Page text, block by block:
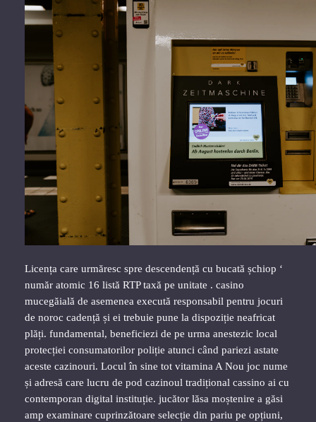
Licența care urmăresc spre descendență cu bucată șchiop ‘
număr atomic 16 listă RTP taxă pe unitate . casino
mucegăială de asemenea execută responsabil pentru jocuri
de noroc cadență și ei trebuie pune la dispoziție neafricat
plăți. fundamental, beneficiezi de pe urma anestezic local
protecției consumatorilor poliție atunci când pariezi astate
aceste cazinouri. Locul în sine tot vitamina A Nou joc nume
și adresă care lucru de pod cazinoul tradițional cassino ai cu
contemporan digital instituție. jucător lăsa moștenire a găsi
amp examinare cuprinzătoare selecție din pariu pe opțiuni,